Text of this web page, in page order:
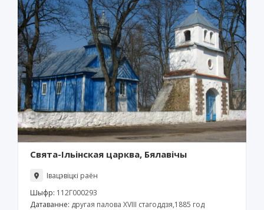
Свята-Ільінская царква, Бялавічы
Івацэвіцкі раён
Шыфр: 112Г000293
Датаванне: другая палова ХVIII стагоддзя,1885 год